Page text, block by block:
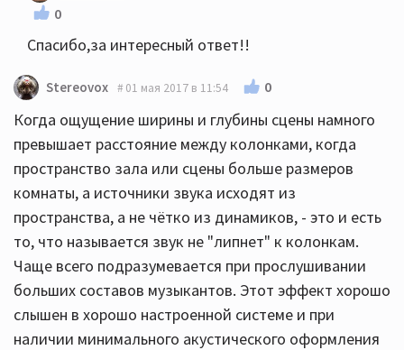
0
Спасибо,за интересный ответ!!
Stereovox 01 мая 2017 в 11:54 0
Когда ощущение ширины и глубины сцены намного
превышает расстояние между колонками, когда
пространство зала или сцены больше размеров
комнаты, а источники звука исходят из
пространства, а не чётко из динамиков, - это и есть
то, что называется звук не "липнет" к колонкам.
Чаще всего подразумевается при прослушивании
больших составов музыкантов. Этот эффект хорошо
слышен в хорошо настроенной системе и при
наличии минимального акустического оформления